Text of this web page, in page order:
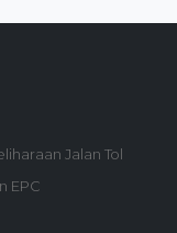
Jalan Tol
EPC